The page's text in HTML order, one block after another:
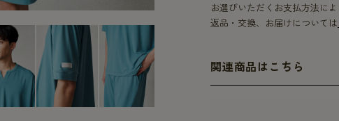
お選びいただくお支払方法に
返品・交換、お届けについては
関連商品はこちら